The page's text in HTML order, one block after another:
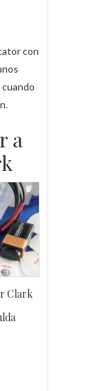
con
a
Clark